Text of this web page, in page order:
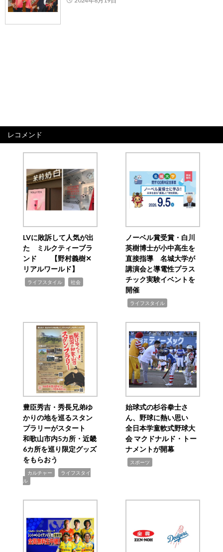
レコメンド
LVに敗訴して人気が出
た ミルクティーブラ
ンド 【野村義樹✕
リアルワールド】
ライフスタイル 社会
ノーベル賞受賞・白川
英樹博士が小中高生を
直接指導 名城大学が
講演会と導電性プラス
チック実験イベントを
開催
ライフスタイル
豊臣秀吉・秀長兄弟ゆ
かりの地を巡るスタン
プラリーがスタート
和歌山市内5カ所・近畿
6カ所を巡り限定グッズ
をもらおう
カルチャー
ライフスタイ
ル
始球式の杉谷拳士さ
ん、野球に熱い思い
全日本学童軟式野球大
会 マクドナルド・トー
ナメントが開幕
スポーツ